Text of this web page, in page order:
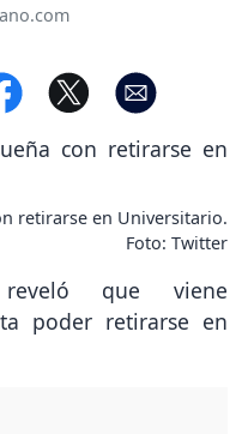
retirarse en Universitario.
Foto: Twitter
que viene
poder retirarse en